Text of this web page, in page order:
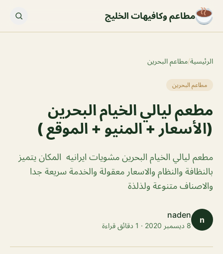
مطاعم وكافيهات الخليج
الرئيسية/مطاعم البحرين
مطاعم البحرين
مطعم ليالي الخيام البحرين
(الأسعار + المنيو + الموقع )
مطعم ليالي الخيام البحرين مشويات ايرانيه المكان يتميز
بالنظافة والنظام والاسعار معقولة والخدمة سريعة جدا
والاصناف متنوعة ولذلذة
n
naden
8 ديسمبر 2020 · 1 دقائق قراءة